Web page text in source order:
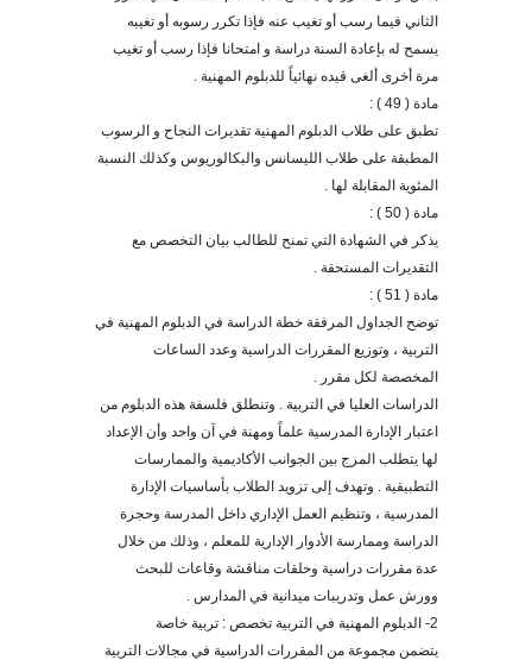
الثاني فيما رسب أو تغيب عنه فإذا تكرر رسوبه أو تغيبه
يسمح له بإعادة السنة دراسة و امتحانا فإذا رسب أو تغيب
مرة أخرى ألغى قيده نهائياً للدبلوم المهنية .
مادة ( 49 ) :
تطبق على طلاب الدبلوم المهنية تقديرات النجاح و الرسوب
المطبقة على طلاب الليسانس والبكالوريوس وكذلك النسبة
المئوية المقابلة لها .
مادة ( 50 ) :
يذكر في الشهادة التي تمنح للطالب بيان التخصص مع
التقديرات المستحقة .
مادة ( 51 ) :
توضح الجداول المرفقة خطة الدراسة في الدبلوم المهنية في
التربية ، وتوزيع المقررات الدراسية وعدد الساعات
المخصصة لكل مقرر .
الدراسات العليا في التربية . وتنطلق فلسفة هذه الدبلوم من
اعتبار الإدارة المدرسية علماً ومهنة في آن واحد وأن الإعداد
لها يتطلب المزج بين الجوانب الأكاديمية والممارسات
التطبيقية . وتهدف إلى تزويد الطلاب بأساسيات الإدارة
المدرسية ، وتنظيم العمل الإداري داخل المدرسة وحجرة
الدراسة وممارسة الأدوار الإدارية للمعلم ، وذلك من خلال
عدة مقررات دراسية وحلقات مناقشة وقاعات للبحث
وورش عمل وتدريبات ميدانية في المدارس .
2- الدبلوم المهنية في التربية تخصص : تربية خاصة
يتضمن مجموعة من المقررات الدراسية في مجالات التربية